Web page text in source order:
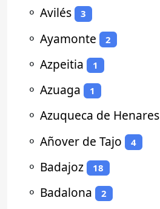
⚬ Avilés 3
⚬ Ayamonte 2
⚬ Azpeitia 1
⚬ Azuaga 1
⚬ Azuqueca de Henares
⚬ Añover de Tajo 4
⚬ Badajoz 18
⚬ Badalona 2